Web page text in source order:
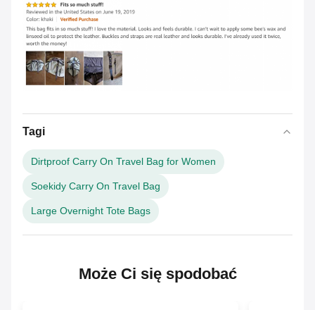
Tagi
Dirtproof Carry On Travel Bag for Women
Soekidy Carry On Travel Bag
Large Overnight Tote Bags
Może Ci się spodobać